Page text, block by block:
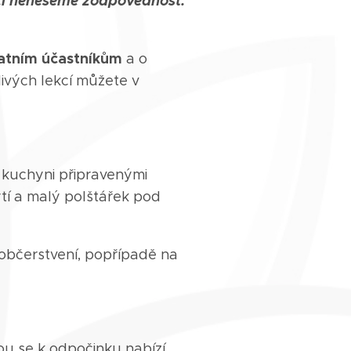
účastníkům a o
lekcí můžete v
připravenými
a malý polštářek pod
popřípadě na